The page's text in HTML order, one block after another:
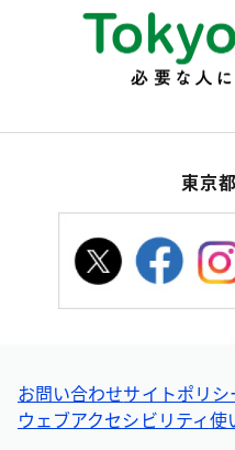
東京
お問い合わせサイトポリシ
ウェブアクセシビリティ使